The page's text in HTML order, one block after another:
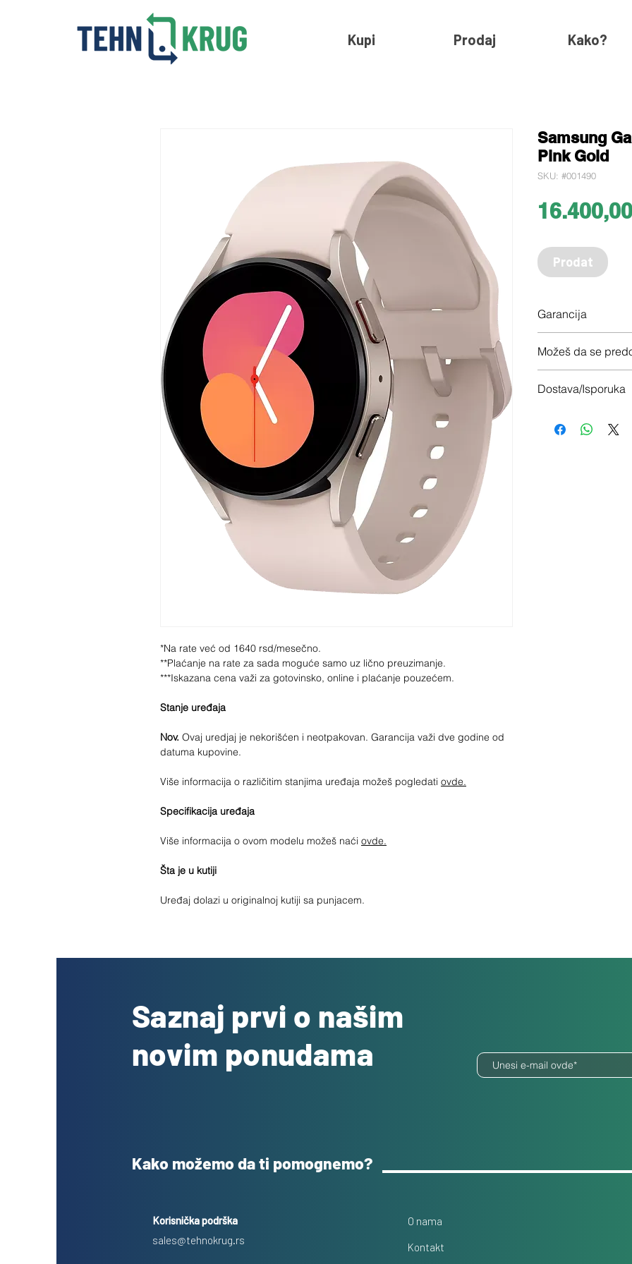
Kupi Prodaj Kako?
*Na rate već od 1640 rsd/mesečno.
**Plaćanje na rate za sada moguće samo uz lično preuzimanje.
***Iskazana cena važi za gotovinsko, online i plaćanje pouzećem.
Stanje uređaja
Nov. Ovaj uredjaj je nekorišćen i neotpakovan. Garancija važi dve godine od
datuma kupovine.
Više informacija o različitim stanjima uređaja možeš pogledati ovde.
Specifikacija uređaja
Više informacija o ovom modelu možeš naći ovde.
Šta je u kutiji
Uređaj dolazi u originalnoj kutiji sa punjacem.
Samsung
Pink Gold
SKU: #001490
Prodat
Garancija
Možeš da se
Dostava/Isporuka
Saznaj prvi o našim
novim ponudama
Kako možemo da ti pomognemo?
Korisnička podrška
sales@tehnokrug.rs
O nama
Kontakt